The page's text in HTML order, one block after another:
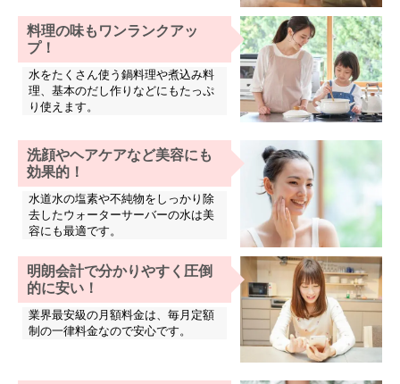
料理の味もワンランクアッ
プ！
水をたくさん使う鍋料理や煮込み料
理、基本のだし作りなどにもたっぷ
り使えます。
洗顔やヘアケアなど美容にも
効果的！
水道水の塩素や不純物をしっかり除
去したウォーターサーバーの水は美
容にも最適です。
明朗会計で分かりやすく圧倒
的に安い！
業界最安級の月額料金は、毎月定額
制の一律料金なので安心です。